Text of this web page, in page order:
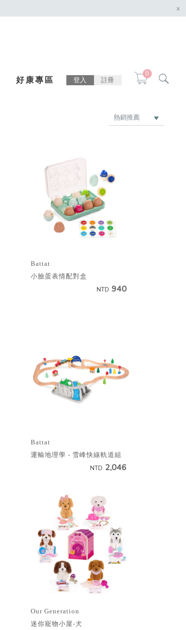
x
好康專區 登入 註冊
0
最新上架
熱銷推薦
品牌
價格低 → 高
價格高 → 低
Battat
小臉蛋表情配對盒
NTD 940
Battat
運輸地理學 - 雪峰快線軌道組
NTD 2,046
Our Generation
迷你寵物小屋-犬